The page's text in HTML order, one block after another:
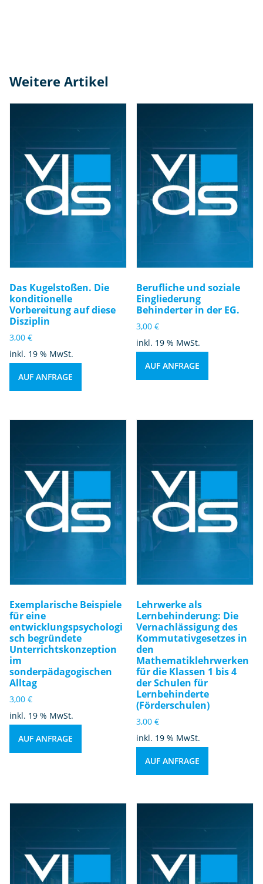
Weitere Artikel
Das Kugelstoßen. Die
konditionelle
Vorbereitung auf diese
Disziplin
3,00 €
inkl. 19 % MwSt.
AUF ANFRAGE
Berufliche und soziale
Eingliederung
Behinderter in der EG.
3,00€
inkl. 19 % MwSt.
AUF ANFRAGE
Exemplarische Beispiele
für eine
entwicklungspsychologi
sch begründete
Unterrichtskonzeption
im
sonderpädagogischen
Alltag
3,00 €
inkl. 19 % MwSt.
AUF ANFRAGE
Lehrwerke als
Lernbehinderung: Die
Vernachlässigung des
Kommutativgesetzes in
den
Mathematiklehrwerken
für die Klassen 1 bis 4
der Schulen für
Lernbehinderte
(Förderschulen)
3,00€
inkl. 19 % MwSt.
AUF ANFRAGE